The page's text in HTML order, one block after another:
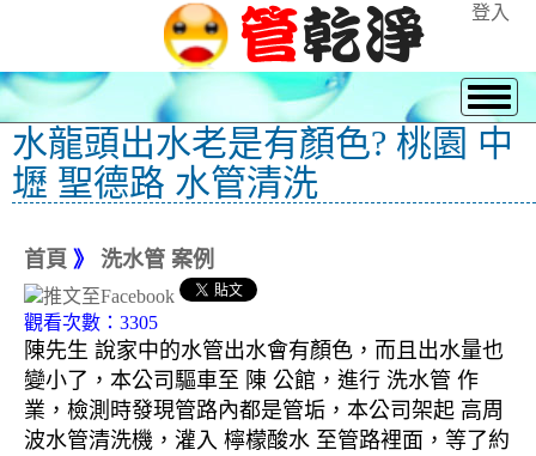
登入
水龍頭出水老是有顏色? 桃園 中
壢 聖德路 水管清洗
首頁 》 洗水管 案例
觀看次數：3305
陳先生 說家中的水管出水會有顏色，而且出水量也
變小了，本公司驅車至 陳 公館，進行 洗水管 作
業，檢測時發現管路內都是管垢，本公司架起 高周
波水管清洗機，灌入 檸檬酸水 至管路裡面，等了約